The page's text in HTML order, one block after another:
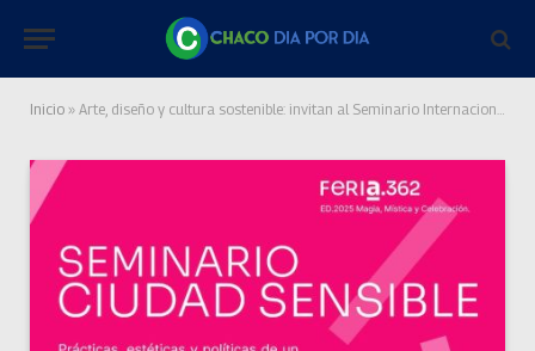
Inicio » Arte, diseño y cultura sostenible: invitan al Seminario Internacional Ciudad Sensible